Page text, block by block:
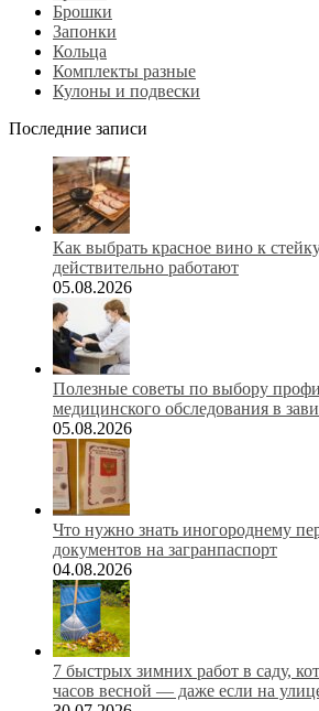
Брошки
Запонки
Кольца
Комплекты разные
Кулоны и подвески
Последние записи
Как выбрать красное вино к
действительно работают
05.08.2026
Полезные советы по выбору
медицинского обследования в
05.08.2026
Что нужно знать иногороднему
документов на загранпаспорт
04.08.2026
7 быстрых зимних работ в саду,
часов весной — даже если на